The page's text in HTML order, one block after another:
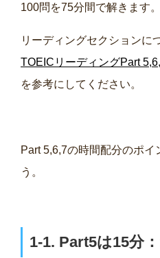
100問を75分間で解きます。
リーディングセクションに
TOEICリーディングPart
を参考にしてください。
Part 5,6,7の時間配分のポイ
う。
1-1. Part5は15分